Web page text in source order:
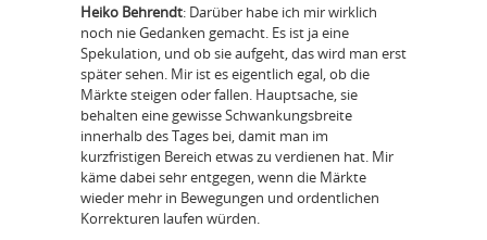
Heiko Behrendt: Darüber habe ich mir wirklich
noch nie Gedanken gemacht. Es ist ja eine
Spekulation, und ob sie aufgeht, das wird man erst
später sehen. Mir ist es eigentlich egal, ob die
Märkte steigen oder fallen. Hauptsache, sie
behalten eine gewisse Schwankungsbreite
innerhalb des Tages bei, damit man im
kurzfristigen Bereich etwas zu verdienen hat. Mir
käme dabei sehr entgegen, wenn die Märkte
wieder mehr in Bewegungen und ordentlichen
Korrekturen laufen würden.